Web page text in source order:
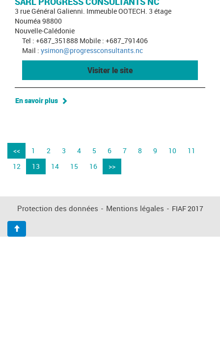
3 rue Général Galienni. Immeuble OOTECH. 3 étage
Nouméa 98800
Nouvelle-Calédonie
Tel : +687_351888 Mobile : +687_791406
Mail : ysimon@progressconsultants.nc
Visiter le site
En savoir plus
<< 1 2 3 4 5 6 7 8 9 10
11
12
13 14 15 16 >>
Protection des données - Mentions légales - FIAF 2017